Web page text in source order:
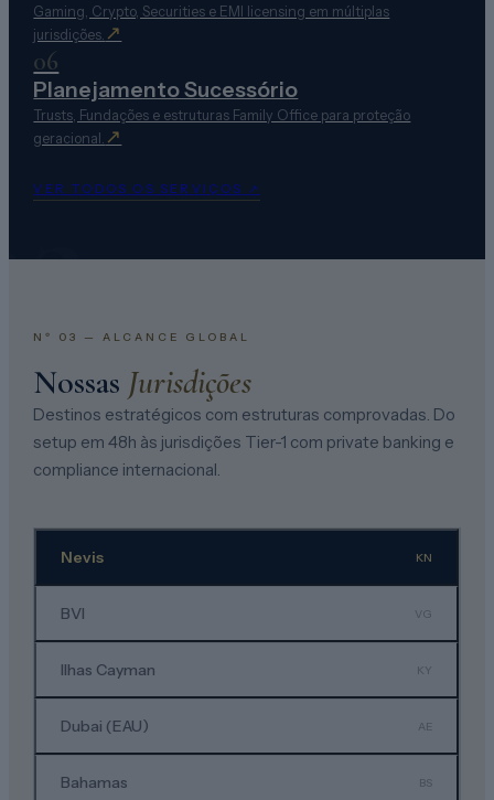
Gaming, Crypto, Securities e EMI licensing em múltiplas
jurisdições. ↗
06
Planejamento Sucessório
Trusts, Fundações e estruturas Family Office para proteção
geracional. ↗
VER TODOS OS SERVIÇOS ↗
Nº 03 —ALCANCE GLOBAL
Nossas Jurisdições
Destinos estratégicos com estruturas comprovadas. Do
setup em 48h às jurisdições Tier-1 com private banking e
compliance internacional.
Nevis KN
BVI VG
Ilhas Cayman KY
Dubai (EAU) AE
Bahamas BS